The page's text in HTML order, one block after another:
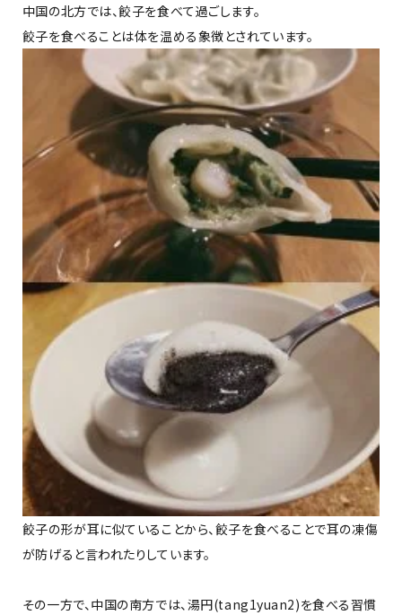
中国の北方では、餃子を食べて過ごします。
餃子を食べることは体を温める象徴とされています。
餃子の形が耳に似ていることから、餃子を食べることで耳の凍傷
が防げると言われたりしています。
その一方で、中国の南方では、湯円(tang1yuan2)を食べる習慣